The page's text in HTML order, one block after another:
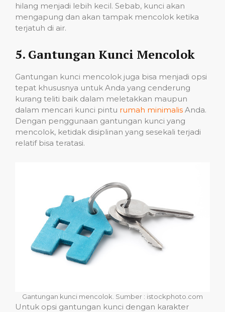
hilang menjadi lebih kecil. Sebab, kunci akan
mengapung dan akan tampak mencolok ketika
terjatuh di air.
5. Gantungan Kunci Mencolok
Gantungan kunci mencolok juga bisa menjadi opsi
tepat khususnya untuk Anda yang cenderung
kurang teliti baik dalam meletakkan maupun
dalam mencari kunci pintu rumah minimalis Anda.
Dengan penggunaan gantungan kunci yang
mencolok, ketidak disiplinan yang sesekali terjadi
relatif bisa teratasi.
Gantungan kunci mencolok. Sumber : istockphoto.com
Untuk opsi gantungan kunci dengan karakter